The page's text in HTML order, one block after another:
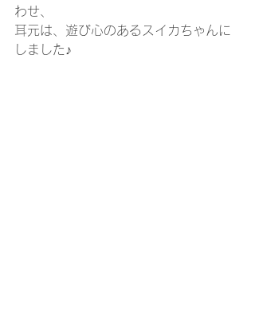
わせ、
耳元は、遊び心のあるスイカちゃんに
しました♪